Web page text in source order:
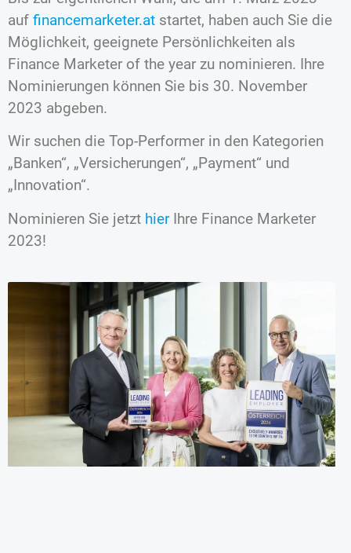
auf financemarketer.at startet, haben auch Sie die
Möglichkeit, geeignete Persönlichkeiten als
Finance Marketer of the year zu nominieren. Ihre
Nominierungen können Sie bis 30. November
2023 abgeben.
Wir suchen die Top-Performer in den Kategorien
„Banken“, „Versicherungen“, „Payment“ und
„Innovation“.
Nominieren Sie jetzt hierIhre Finance Marketer
2023!